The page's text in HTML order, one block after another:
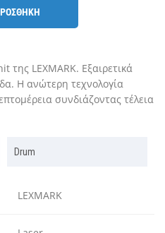
LEXMARK. Εξαιρετικά
Η ανώτερη τεχνολογία
συνδιάζοντας τέλεια
Drum
LEXMARK